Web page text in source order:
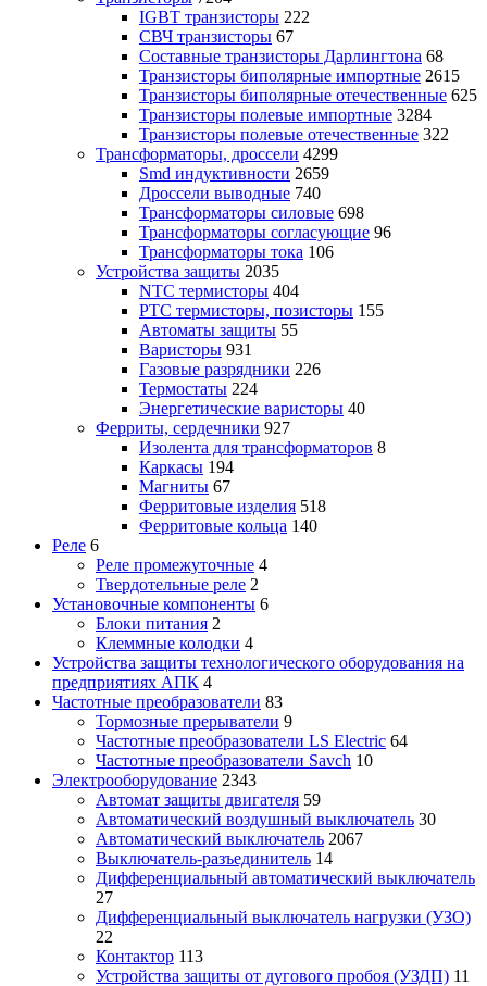
IGBT транзисторы 222
СВЧ транзисторы 67
Составные транзисторы Дарлингтона 68
Транзисторы биполярные импортные 2615
Транзисторы биполярные отечественные 625
Транзисторы полевые импортные 3284
Транзисторы полевые отечественные 322
Трансформаторы, дроссели 4299
Smd индуктивности 2659
Дроссели выводные 740
Трансформаторы силовые 698
Трансформаторы согласующие 96
Трансформаторы тока 106
Устройства защиты 2035
NTC термисторы 404
PTC термисторы, позисторы 155
Автоматы защиты 55
Варисторы 931
Газовые разрядники 226
Термостаты 224
Энергетические варисторы 40
Ферриты, сердечники 927
Изолента для трансформаторов 8
Каркасы 194
Магниты 67
Ферритовые изделия 518
Ферритовые кольца 140
Реле 6
Реле промежуточные 4
Твердотельные реле 2
Установочные компоненты 6
Блоки питания 2
Клеммные колодки 4
Устройства защиты технологического оборудования на
предприятиях АПК 4
Частотные преобразователи 83
Тормозные прерыватели 9
Частотные преобразователи LS Electric 64
Частотные преобразователи Savch 10
Электрооборудование 2343
Автомат защиты двигателя 59
Автоматический воздушный выключатель 30
Автоматический выключатель 2067
Выключатель-разъединитель 14
Дифференциальный автоматический выключатель
27
Дифференциальный выключатель нагрузки (УЗО)
22
Контактор 113
Устройства защиты от дугового пробоя (УЗДП) 11